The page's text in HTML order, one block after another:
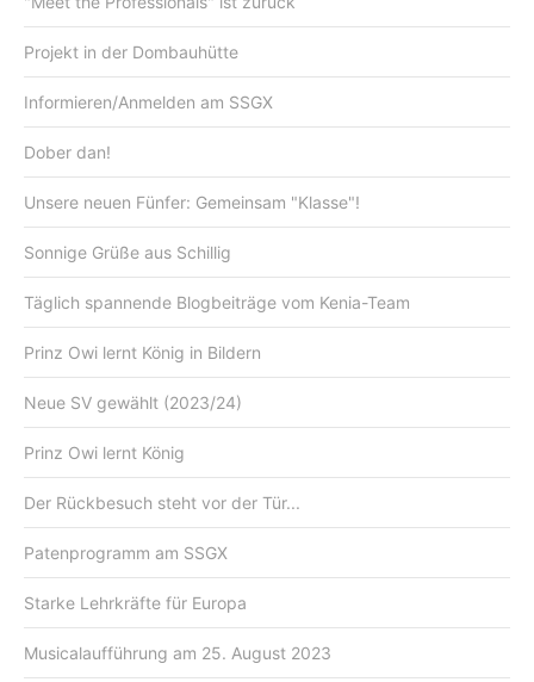
Projekt in der Dombauhütte
Informieren/Anmelden am SSGX
Dober dan!
Unsere neuen Fünfer: Gemeinsam "Klasse"!
Sonnige Grüße aus Schillig
Täglich spannende Blogbeiträge vom Kenia-Team
Prinz Owi lernt König in Bildern
Neue SV gewählt (2023/24)
Prinz Owi lernt König
Der Rückbesuch steht vor der Tür...
Patenprogramm am SSGX
Starke Lehrkräfte für Europa
Musicalaufführung am 25. August 2023